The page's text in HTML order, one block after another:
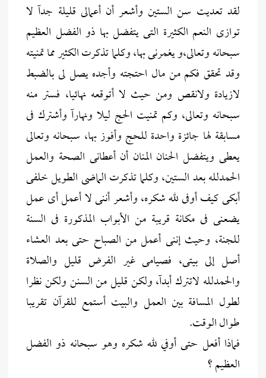
لقد تعديت سن الستين وأشعر أن أعمالى قليلة جدآ لا
توازى النعم الكثيرة التى يتفضل بها ذو الفضل العظيم
سبحانه وتعالى،و يغمرنى بها، وكلما تذكرت الكثير مما تمنيته
وقد تحقق فكم من مال احتجته وأجده يصل لى بالضبط
لازيادة ولانقص ومن حيث لا أتوقعه نهائيا، فستر منه
سبحانه وتعالى، وكم تمنيت الحج ليلا ونهارآ وأشترك فى
مسابقة لها جائزة واحدة للحج وأفوز بها، سبحانه وتعالى
يعطى ويتفضل الحنان المنان أن أعطانى الصحة والعمل
الحمدلله بعد الستين، وكلما تذكرت الماضى الطويل خلفى
أبكى كيف أوفى لله شكره، وأشعر أننى لا أعمل أى عمل
يضعنى فى مكانة قريبة من الأبواب المذكورة فى السنة
للجنة، وحيث إننى أعمل من الصباح حتى بعد العشاء
أصل إلى بيتى، فصيامى غير الفرض قليل والصلاة
والحمدلله لاتترك أبدآ، ولكن قليل من السنن ولكن نظرا
لطول المسافة بين العمل والبيت أستمع للقرآن تقريبا
طوال الوقت.
فماذا أفعل حتى أوفي لله شكره وهو سبحانه ذو الفضل
العظيم ؟